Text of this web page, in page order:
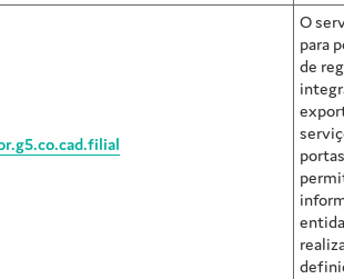
O
para
de